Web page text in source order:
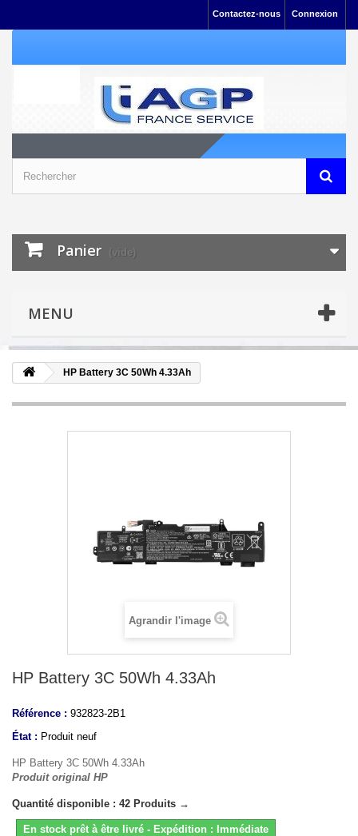
Connexion
Contactez-nous
Panier (vide)
MENU
HP Battery 3C 50Wh 4.33Ah
Agrandir l'image
HP Battery 3C 50Wh 4.33Ah
Référence : 932823-2B1
État : Produit neuf
HP Battery 3C 50Wh 4.33Ah
Produit original HP
Quantité disponible : 42 Produits →
En stock prêt à être livré - Expédition : Immédiate